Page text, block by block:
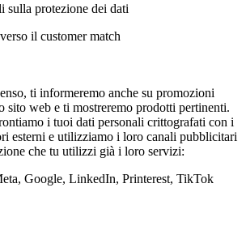
sulla protezione dei dati
il customer match
ti informeremo anche su promozioni
sito web e ti mostreremo prodotti pertinenti.
i tuoi dati personali crittografati con i
esterni e utilizziamo i loro canali pubblicitari
che tu utilizzi già i loro servizi:
Google, LinkedIn, Printerest, TikTok